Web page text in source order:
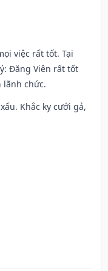
việc rất tốt. Tại
Đăng Viên rất tốt
lãnh chức.
Khắc kỵ cưới gả,